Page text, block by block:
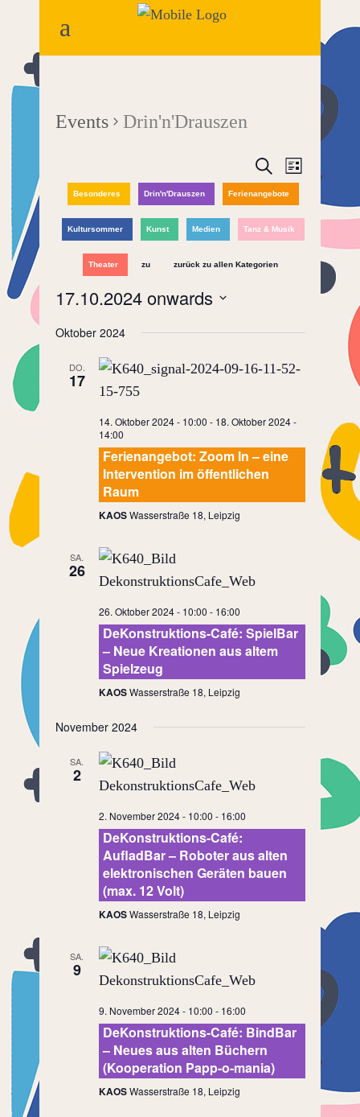
Events Drin'n'Drauszen
Events
Search
and
Views
SearchEvent
Views
List
Besonderes Drin'n'Drauszen Ferienangebote
Kultursommer Kunst Medien Tanz & Musik
Theater zu zurück zu allen Kategorien
17.10.2024 onwards
Oktober 2024
DO.
17
14. Oktober 2024 - 10:00 - 18. Oktober 2024 -
14:00
Ferienangebot: Zoom In – eine
Intervention im öffentlichen
Raum
KAOSWasserstraße 18, Leipzig
SA.
26
26. Oktober 2024 - 10:00 - 16:00
DeKonstruktions-Café: SpielBar
– Neue Kreationen aus altem
Spielzeug
KAOSWasserstraße 18, Leipzig
November 2024
SA.
2
2. November 2024 - 10:00 - 16:00
DeKonstruktions-Café:
AufladBar – Roboter aus alten
elektronischen Geräten bauen
(max. 12 Volt)
KAOSWasserstraße 18, Leipzig
SA.
9
9. November 2024 - 10:00 - 16:00
DeKonstruktions-Café: BindBar
– Neues aus alten Büchern
(Kooperation Papp-o-mania)
KAOSWasserstraße 18, Leipzig